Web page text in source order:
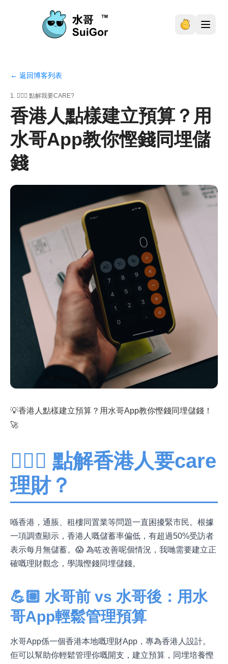
← 返回博客列表
1. 🤷🏼‍♂️ 點解我要CARE?
香港人點樣建立預算？用
水哥App教你慳錢同埋儲
錢
💡香港人點樣建立預算？用水哥App教你慳錢同埋儲錢！
🚀
🤷🏼‍♂️ 點解香港人要care
理財？
喺香港，通脹、租樓同置業等問題一直困擾緊市民。根據
一項調查顯示，香港人嘅儲蓄率偏低，有超過50%受訪者
表示每月無儲蓄。😱 為咗改善呢個情況，我哋需要建立正
確嘅理財觀念，學識慳錢同埋儲錢。
💪🏼 水哥前 vs 水哥後：用水
哥App輕鬆管理預算
水哥App係一個香港本地嘅理財App，專為香港人設計。
佢可以幫助你輕鬆管理你嘅開支，建立預算，同埋培養慳